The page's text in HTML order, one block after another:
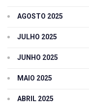
AGOSTO 2025
JULHO 2025
JUNHO 2025
MAIO 2025
ABRIL 2025